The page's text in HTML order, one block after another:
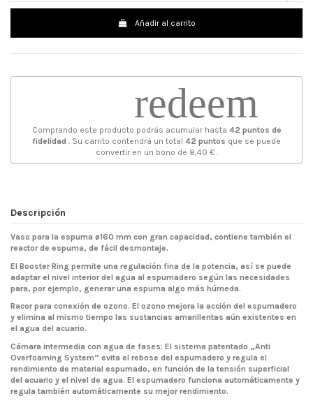
Añadir al carrito
redeem
Comprando este producto podrás acumular hasta 42 puntos de
fidelidad . Su carrito contendrá un total 42 puntos que se puede
convertir en un bono de 8,40 €.
Descripción
Vaso para la espuma ø160 mm con gran capacidad, contiene también el
reactor de espuma, de fácil desmontaje.
El Booster Ring permite una regulación fina de la potencia, así se puede
adaptar el nivel interior del agua al espumadero según las necesidades
para, por ejemplo, generar una espuma algo más húmeda.
Racor para conexión de ozono. El ozono mejora la acción del espumadero
y elimina al mismo tiempo las sustancias amarillentas aún existentes en
el agua del acuario.
Cámara intermedia con agua de fases: El sistema patentado „Anti
Overfoaming System“ evita el rebose del espumadero y regula el
rendimiento de material espumado, en función de la tensión superficial
del acuario y el nivel de agua. El espumadero funciona automáticamente y
regula también automáticamente su mejor rendimiento.